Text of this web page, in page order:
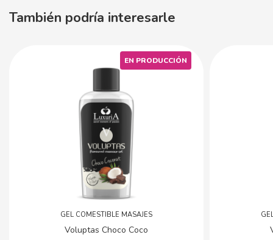
También podría interesarle
GEL COMESTIBLE MASAJES
Voluptas Choco Coco
EN PRODUCCIÓN